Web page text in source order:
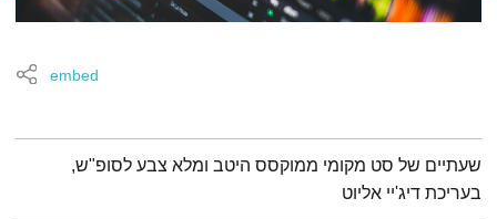
embed
תמצית הפודקאסט
שעתיים של סט מקומי ממוקסס היטב ומלא צבע לסופ"ש,
בעריכת דיג'יי אליוט